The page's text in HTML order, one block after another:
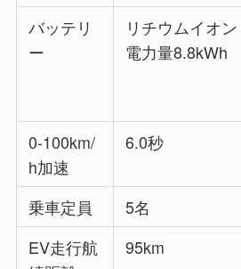
バッテリ
ー
リチウムイオン
電力量8.8kWh
0-100km/
h加速
6.0秒
乗車定員 5名
EV走行航
95km